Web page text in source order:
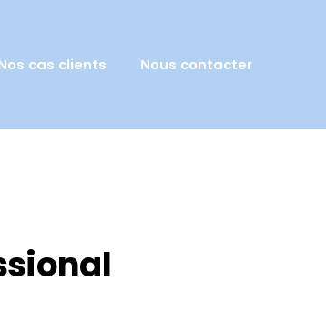
cas clients Nous contacter